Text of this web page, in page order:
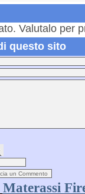
Valutalo per
questo sito
Materassi